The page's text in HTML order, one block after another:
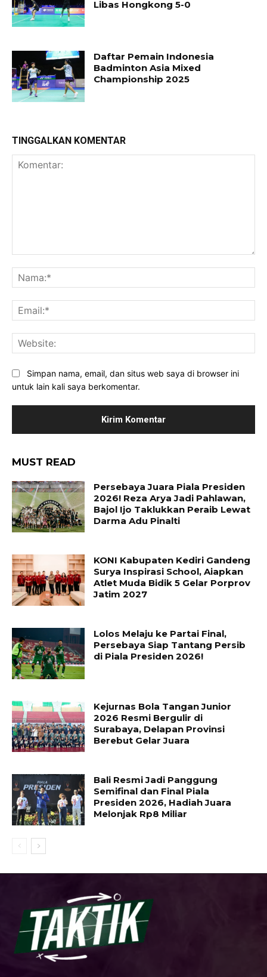
Libas Hongkong 5-0
Daftar Pemain Indonesia
Badminton Asia Mixed
Championship 2025
TINGGALKAN KOMENTAR
Simpan nama, email, dan situs web saya di browser ini
untuk lain kali saya berkomentar.
MUST READ
Persebaya Juara Piala Presiden
2026! Reza Arya Jadi Pahlawan,
Bajol Ijo Taklukkan Peraib Lewat
Darma Adu Pinalti
KONI Kabupaten Kediri Gandeng
Surya Inspirasi School, Aiapkan
Atlet Muda Bidik 5 Gelar Porprov
Jatim 2027
Lolos Melaju ke Partai Final,
Persebaya Siap Tantang Persib
di Piala Presiden 2026!
Kejurnas Bola Tangan Junior
2026 Resmi Bergulir di
Surabaya, Delapan Provinsi
Berebut Gelar Juara
Bali Resmi Jadi Panggung
Semifinal dan Final Piala
Presiden 2026, Hadiah Juara
Melonjak Rp8 Miliar